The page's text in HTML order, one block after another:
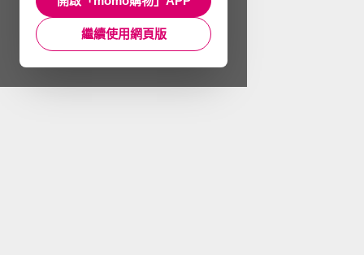
繼續使用網頁版